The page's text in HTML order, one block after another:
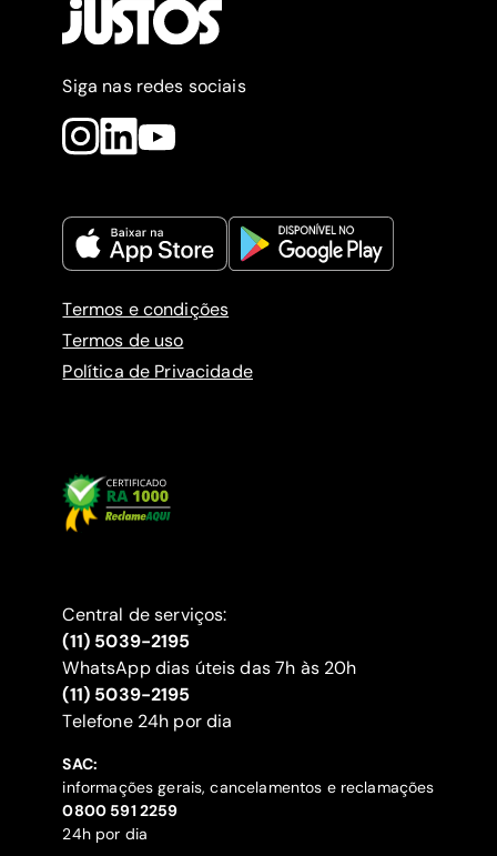
Siga nas redes sociais
Termos e condições
Termos de uso
Política de Privacidade
Central de serviços:
(11) 5039-2195
WhatsApp dias úteis das 7h às 20h
(11) 5039-2195
‍Telefone 24h por dia
SAC:
informações gerais, cancelamentos e reclamações
‍0800 591 2259
24h por dia